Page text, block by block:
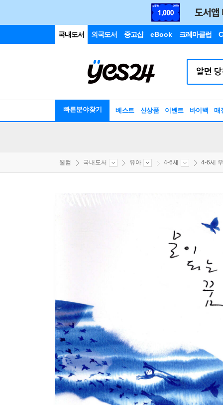
국내도서 외국도서 중고샵 eBook 크레마클럽
빠른분야찾기 베스트 신상품 이벤트 바이백 매
웰컴 국내도서 유아 4-6세 4-6세